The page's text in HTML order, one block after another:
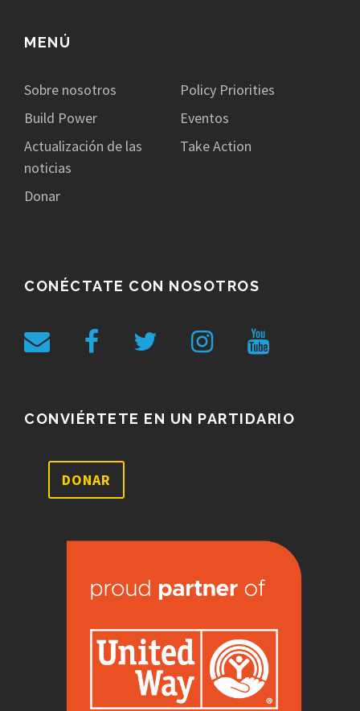
MENÚ
Sobre nosotros
Policy Priorities
Build Power
Eventos
Actualización de las
noticias
Take Action
Donar
CONÉCTATE CON NOSOTROS
CONVIÉRTETE EN UN PARTIDARIO
DONAR